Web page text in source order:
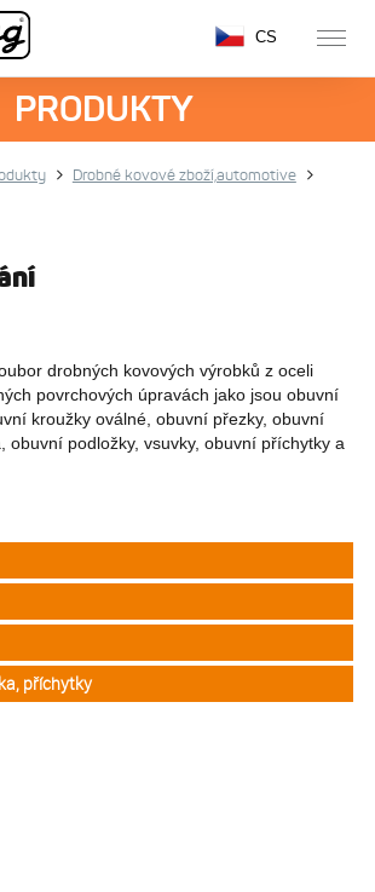
CS
PRODUKTY
Drobné kovové zboží,automotive
drobných kovových výrobků z oceli
povrchových úpravách jako jsou obuvní
kroužky oválné, obuvní přezky, obuvní
obuvní podložky, vsuvky, obuvní příchytky a
příchytky